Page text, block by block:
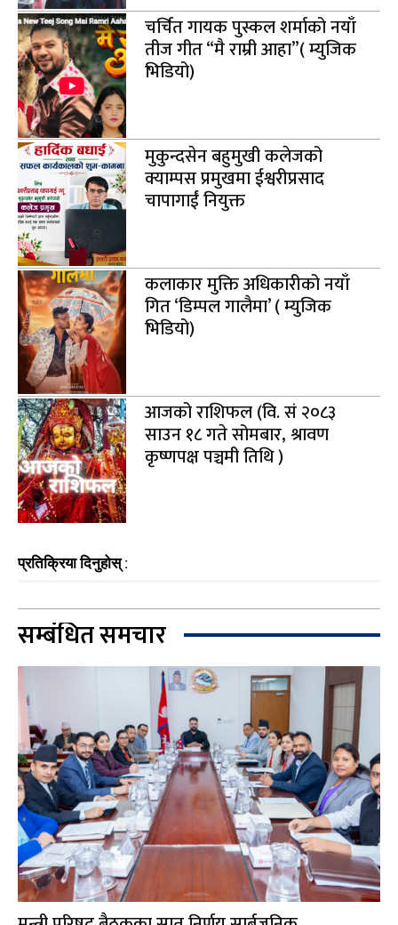
चर्चित गायक पुस्कल शर्माको नयाँ
तीज गीत “मै राम्री आहा”( म्युजिक
भिडियो)
मुकुन्दसेन बहुमुखी कलेजको
क्याम्पस प्रमुखमा ईश्वरीप्रसाद
चापागाईं नियुक्त
कलाकार मुक्ति अधिकारीको नयाँ
गित ‘डिम्पल गालैमा’ ( म्युजिक
भिडियो)
आजको राशिफल (वि. सं २०८३
साउन १८ गते सोमबार, श्रावण
कृष्णपक्ष पञ्चमी तिथि )
प्रतिक्रिया दिनुहोस् :
सम्बंधित समचार